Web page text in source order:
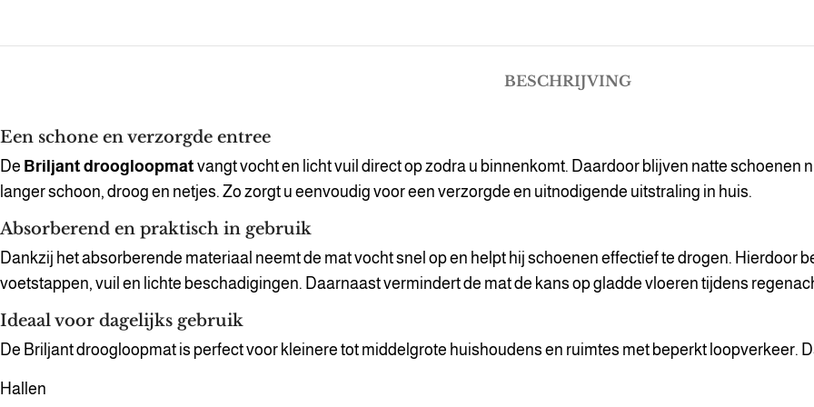
BESCHRIJVING
Een schone en verzorgde entree
De Briljant droogloopmatvangt vocht en licht vuil direct op zodra u binnenkomt. Daardoor blijven natte schoenen
langer schoon, droog en netjes. Zo zorgt u eenvoudig voor een verzorgde en uitnodigende uitstraling in huis.
Absorberend en praktisch in gebruik
Dankzij het absorberende materiaal neemt de mat vocht snel op en helpt hij schoenen effectief te drogen. Hierdoor
voetstappen, vuil en lichte beschadigingen. Daarnaast vermindert de mat de kans op gladde vloeren tijdens
Ideaal voor dagelijks gebruik
De Briljant droogloopmat is perfect voor kleinere tot middelgrote huishoudens en ruimtes met beperkt loopverkeer.
Hallen